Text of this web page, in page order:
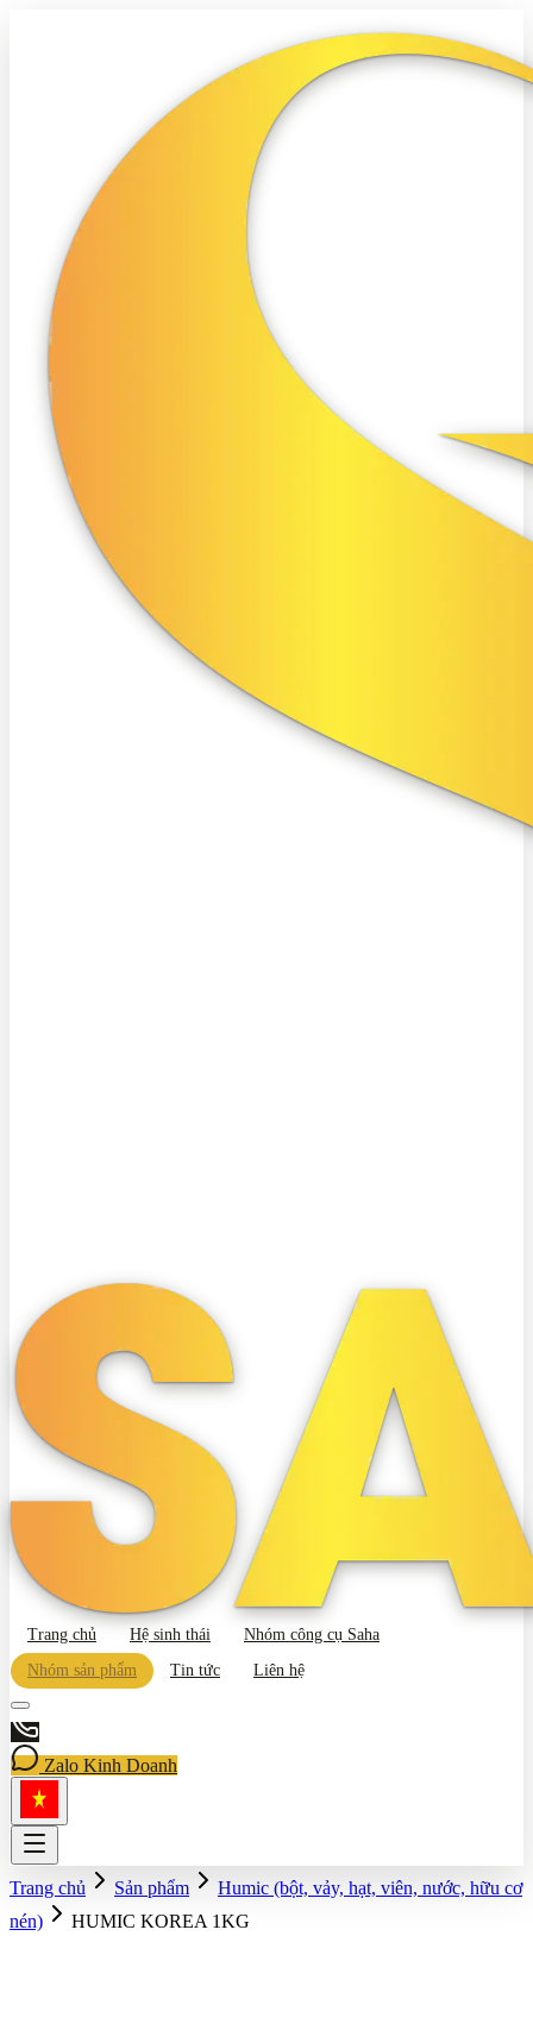
Trang chủ Hệ sinh thái
Nhóm công cụ Saha
Nhóm sản phẩm
Tin tức Liên hệ
Zalo Kinh Doanh
Trang chủ Sản phẩm
Humic (bột, vảy, hạt, viên, nước, hữu cơ
nén)
HUMIC KOREA 1KG